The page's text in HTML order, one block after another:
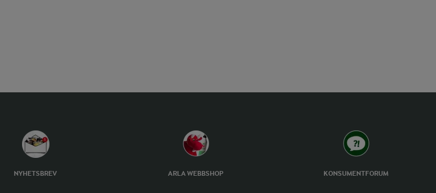
NYHETSBREV ARLA WEBBSHOP KONSUMENTFORUM